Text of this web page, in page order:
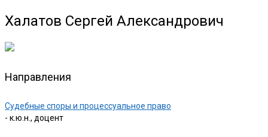
Халатов Сергей Александрович
Направления
Судебные споры и процессуальное право
- к.ю.н., доцент